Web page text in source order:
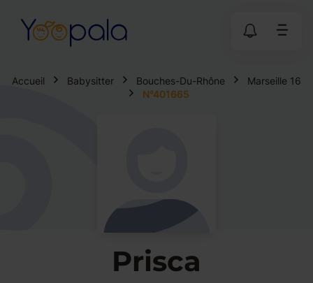
Accueil Babysitter Bouches-Du-Rhône
Marseille 16
N°401665
Prisca